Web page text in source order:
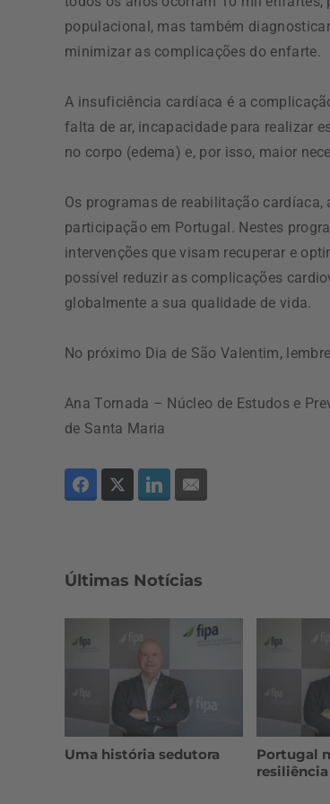
populacional, mas também
minimizar as complicações do enfarte.
A insuficiência cardíaca é a
falta de ar, incapacidade para realizar
no corpo (edema) e, por isso, maior
Os programas de reabilitação
participação em Portugal. Nestes
intervenções que visam recuperar e
possível reduzir as complicações
globalmente a sua qualidade de vida.
No próximo Dia de São Valentim,
Ana Tornada – Núcleo de Estudos e
de Santa Maria
Últimas Notícias
Uma história sedutora
Portugal